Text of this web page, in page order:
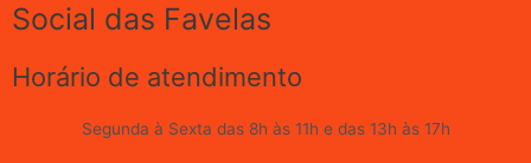
Social das Favelas
Horário de atendimento
Segunda à Sexta das 8h às 11h e das 13h às 17h